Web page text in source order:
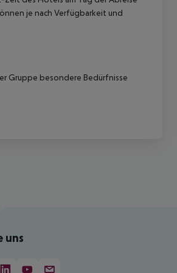
je nach Verfügbarkeit und
Gruppe besondere Bedürfnisse
uns